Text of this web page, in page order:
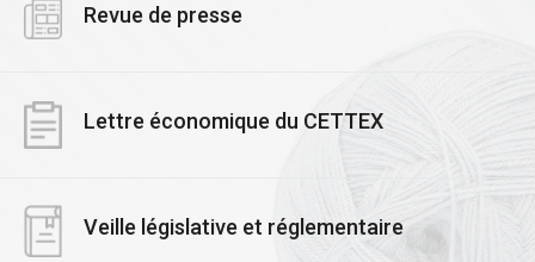
Revue de presse
Lettre économique du CETTEX
Veille législative et réglementaire